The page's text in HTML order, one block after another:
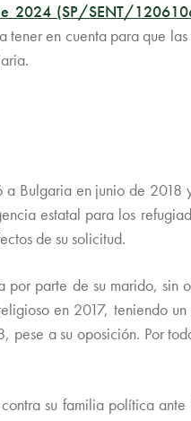
2024 (SP/SENT/
en cuenta para que las
Bulgaria en junio de 2018
estatal para los
de su solicitud.
por parte de su marido, sin
en 2017, teniendo
a su oposición. Por
su familia política